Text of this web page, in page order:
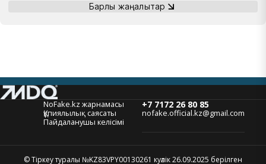
Барлық жаңалықтар
+7 7172 26 80 85
nofake.official.kz@gmail.com
NoFake.kz жарнамасы
Құпиялылық саясаты
Пайдаланушы келісімі
© Тіркеу туралы №KZ83VPY00130261 куәлік 26.09.2025 берілген